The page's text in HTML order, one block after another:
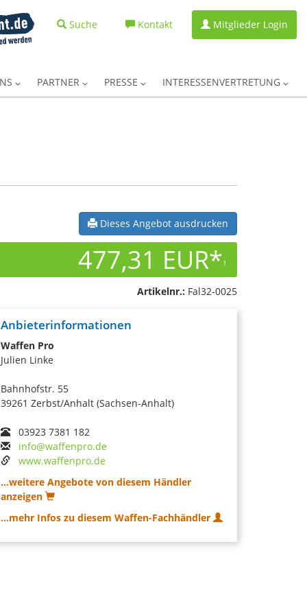
Suche Kontakt Mitglieder Login
PARTNER PRESSE INTERESSENVERTRETUNG
Dieses Angebot ausdrucken
477,31 EUR*1
Artikelnr.: Fal32-0025
Anbieterinformationen
Waffen Pro
Julien Linke
Bahnhofstr. 55
39261 Zerbst/Anhalt (Sachsen-Anhalt)
03923 7381 182
info@waffenpro.de
www.waffenpro.de
...weitere Angebote von diesem Händler
anzeigen
...mehr Infos zu diesem Waffen-Fachhändler